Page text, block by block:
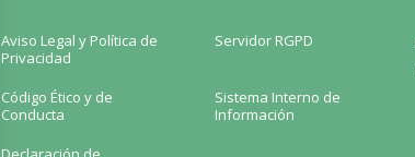
Aviso Legal y Política de
Privacidad
Servidor RGPD
Código Ético y de
Conducta
Sistema Interno de
Información